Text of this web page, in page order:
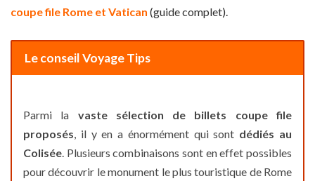
coupe file Rome et Vatican (guide complet).
Le conseil Voyage Tips
Parmi la vaste sélection de billets coupe file
proposés, il y en a énormément qui sont dédiés au
Colisée. Plusieurs combinaisons sont en effet possibles
pour découvrir le monument le plus touristique de Rome